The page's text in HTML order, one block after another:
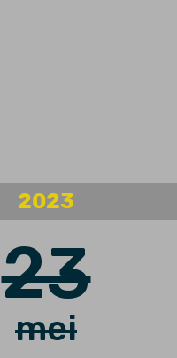
2023
23
mei